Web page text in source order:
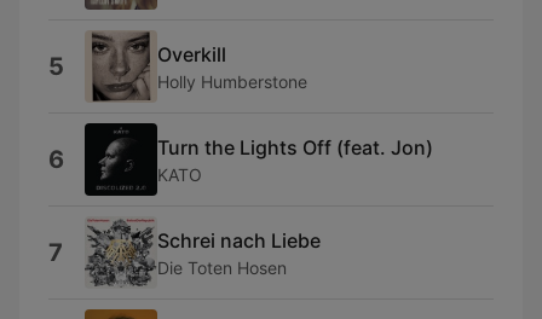
5 Overkill
Holly Humberstone
6 Turn the Lights Off (feat. Jon)
KATO
7 Schrei nach Liebe
Die Toten Hosen